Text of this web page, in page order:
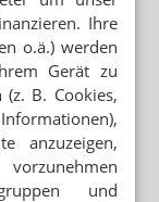
Ihre
o.ä.) werden
Gerät zu
B. Cookies,
anzuzeigen,
und
belangen